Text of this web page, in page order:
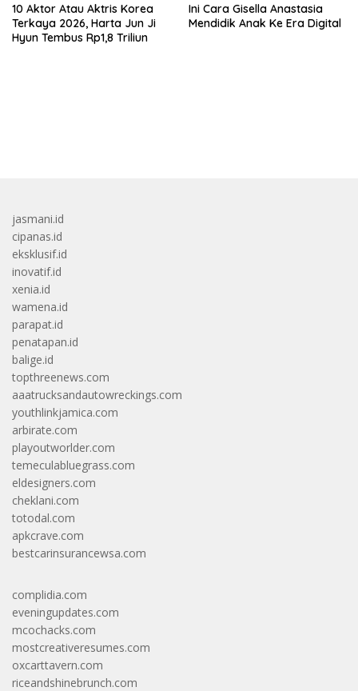
10 Aktor Atau Aktris Korea
Terkaya 2026, Harta Jun Ji
Hyun Tembus Rp1,8 Triliun
Ini Cara Gisella Anastasia
Mendidik Anak Ke Era Digital
jasmani.id
cipanas.id
eksklusif.id
inovatif.id
xenia.id
wamena.id
parapat.id
penatapan.id
balige.id
topthreenews.com
aaatrucksandautowreckings.com
youthlinkjamica.com
arbirate.com
playoutworlder.com
temeculabluegrass.com
eldesigners.com
cheklani.com
totodal.com
apkcrave.com
bestcarinsurancewsa.com
complidia.com
eveningupdates.com
mcochacks.com
mostcreativeresumes.com
oxcarttavern.com
riceandshinebrunch.com